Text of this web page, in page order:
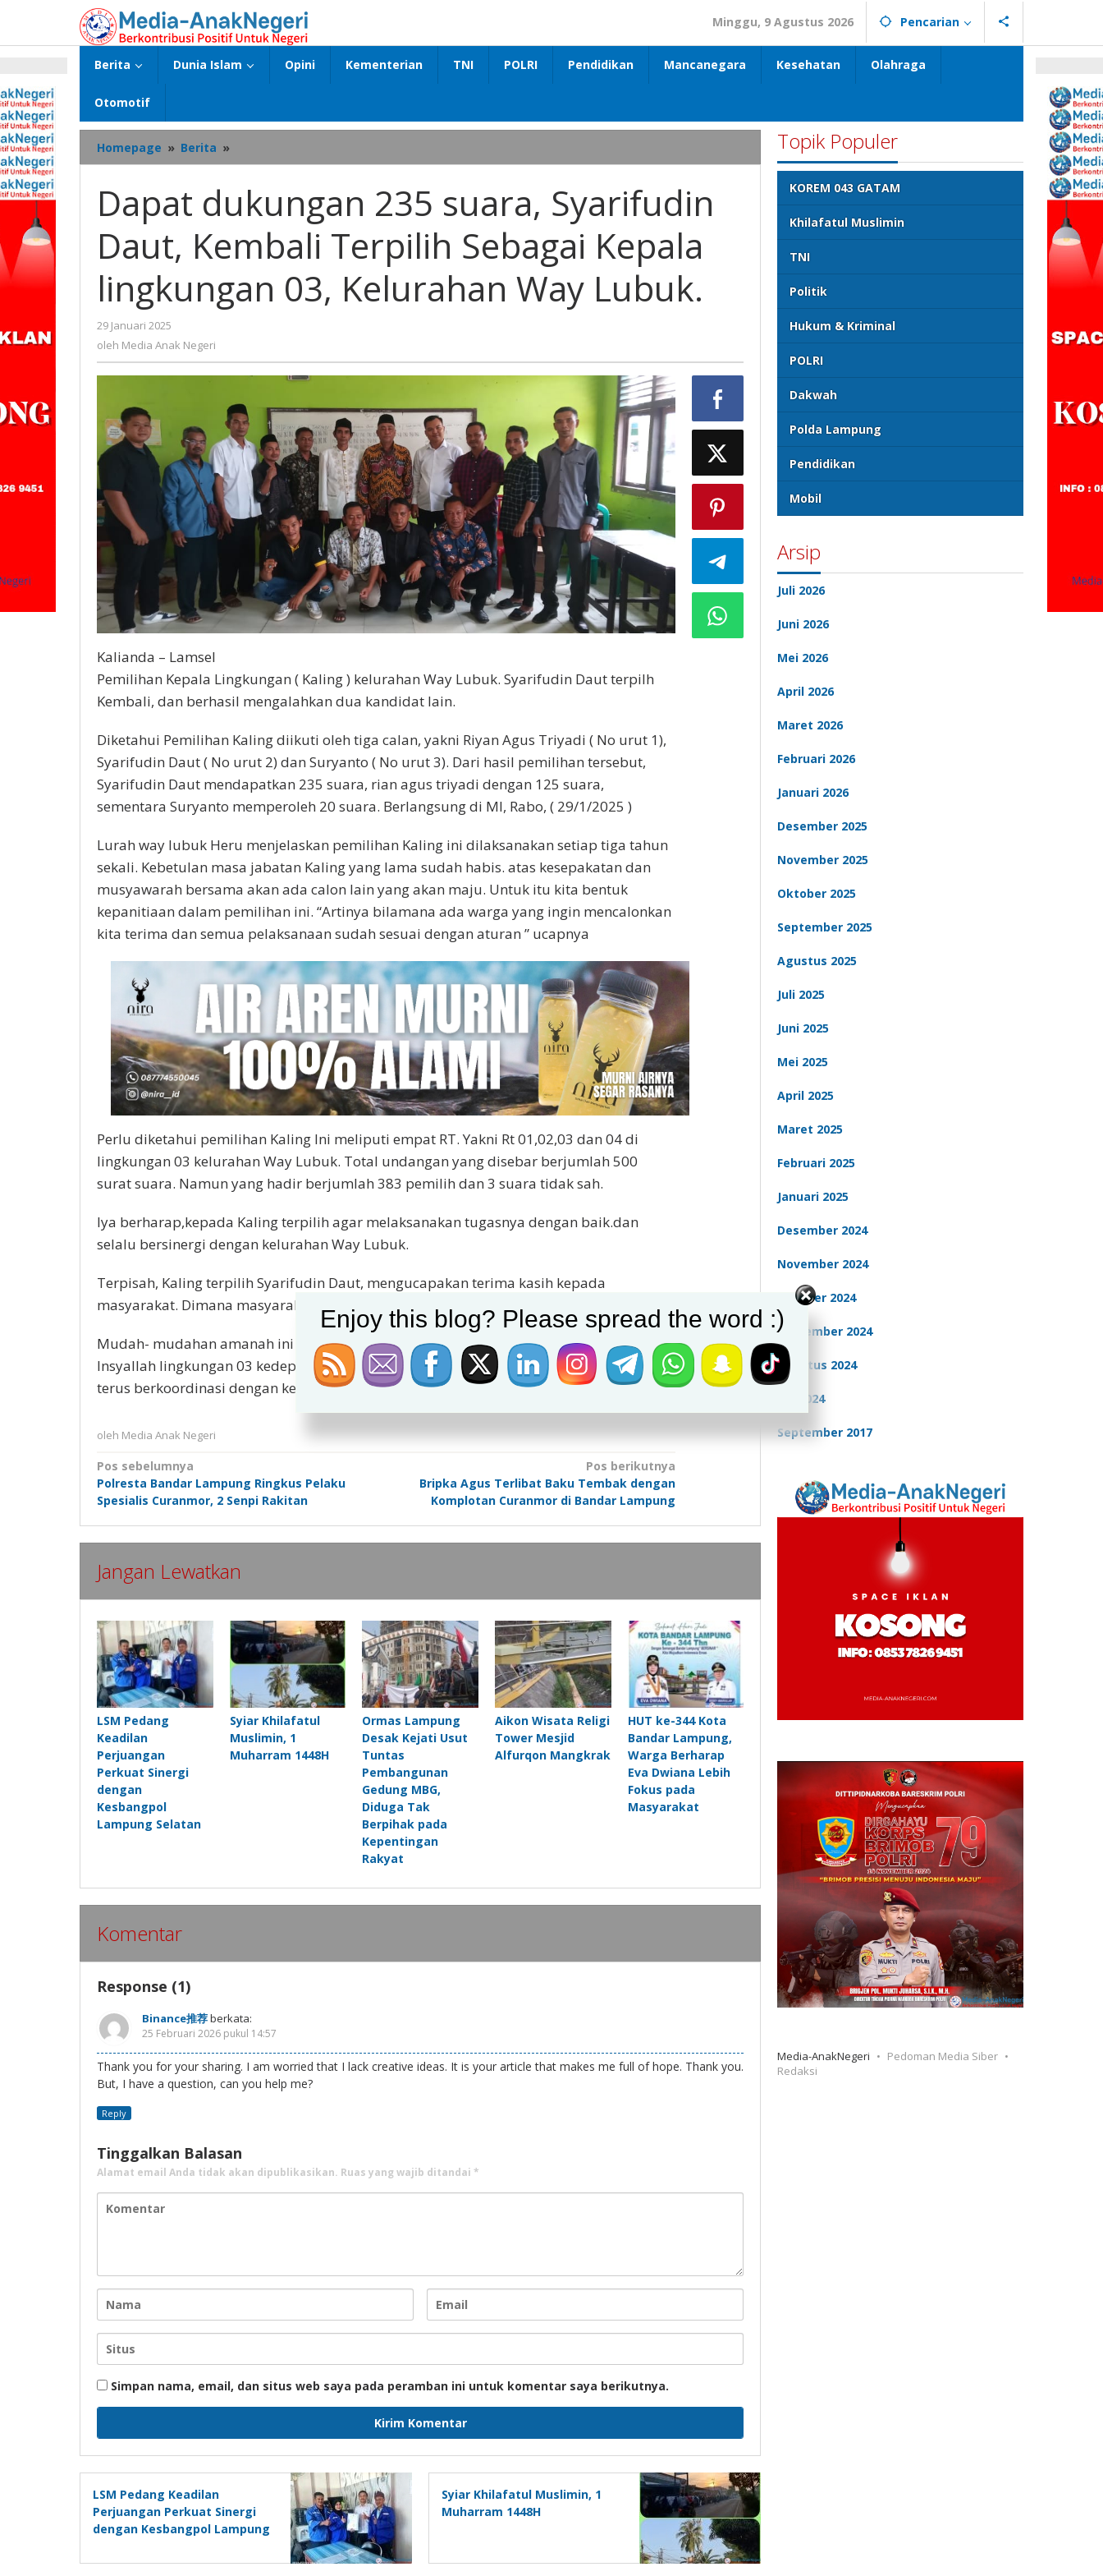
konten
Minggu, 9 Agustus 2026 Pencarian
Berita Dunia Islam Opini Kementerian TNI POLRI Pendidikan Mancanegara Kesehatan Olahraga
Otomotif
Homepage » Berita »
dukungan
suara,
Syarifudin
Kembali
Sebagai
Kepala
Dapat dukungan 235 suara, Syarifudin
Daut, Kembali Terpilih Sebagai Kepala
lingkungan 03, Kelurahan Way Lubuk.
29 Januari 2025
Media
Anak
oleh Media Anak Negeri
Kalianda – Lamsel
Pemilihan Kepala Lingkungan ( Kaling ) kelurahan Way Lubuk. Syarifudin Daut terpilh
Kembali, dan berhasil mengalahkan dua kandidat lain.
Diketahui Pemilihan Kaling diikuti oleh tiga calan, yakni Riyan Agus Triyadi ( No urut 1),
Syarifudin Daut ( No urut 2) dan Suryanto ( No urut 3). Dari hasil pemilihan tersebut,
Syarifudin Daut mendapatkan 235 suara, rian agus triyadi dengan 125 suara,
sementara Suryanto memperoleh 20 suara. Berlangsung di MI, Rabo, ( 29/1/2025 )
Lurah way lubuk Heru menjelaskan pemilihan Kaling ini dilaksanakan setiap tiga tahun
sekali. Kebetulan masa jabatan Kaling yang lama sudah habis. atas kesepakatan dan
musyawarah bersama akan ada calon lain yang akan maju. Untuk itu kita bentuk
kepanitiaan dalam pemilihan ini. “Artinya bilamana ada warga yang ingin mencalonkan
kita terima dan semua pelaksanaan sudah sesuai dengan aturan ” ucapnya
Perlu diketahui pemilihan Kaling Ini meliputi empat RT. Yakni Rt 01,02,03 dan 04 di
lingkungan 03 kelurahan Way Lubuk. Total undangan yang disebar berjumlah 500
surat suara. Namun yang hadir berjumlah 383 pemilih dan 3 suara tidak sah.
Iya berharap,kepada Kaling terpilih agar melaksanakan tugasnya dengan baik.dan
selalu bersinergi dengan kelurahan Way Lubuk.
Terpisah, Kaling terpilih Syarifudin Daut, mengucapakan terima kasih kepada
masyarakat. Dimana masyarakat masih mempercayakan kembali kepada saya.
Mudah- mudahan amanah ini akan saya laksanakan dengan sebaik-baiknya baiknya. ”
Insyallah lingkungan 03 kedepan akan lebih baik lagi, apa yang belum terlaksana, akan
terus berkoordinasi dengan kelurahan setempat,” pungkasnya (ian/uyung)
oleh Media Anak Negeri
Navigasi
pos
Pos sebelumnya
Polresta Bandar Lampung Ringkus Pelaku
Spesialis Curanmor, 2 Senpi Rakitan
Pos berikutnya
Bripka Agus Terlibat Baku Tembak dengan
Komplotan Curanmor di Bandar Lampung
Jangan Lewatkan
LSM Pedang
Keadilan
Perjuangan
Perkuat Sinergi
dengan
Kesbangpol
Lampung Selatan
Syiar Khilafatul
Muslimin, 1
Muharram 1448H
Ormas Lampung
Desak Kejati Usut
Tuntas
Pembangunan
Gedung MBG,
Diduga Tak
Berpihak pada
Kepentingan
Rakyat
Aikon Wisata Religi
Tower Mesjid
Alfurqon Mangkrak
HUT ke-344 Kota
Bandar Lampung,
Warga Berharap
Eva Dwiana Lebih
Fokus pada
Masyarakat
Komentar
Response (1)
Binance推荐berkata:
25 Februari 2026 pukul 14:57
Thank you for your sharing. I am worried that I lack creative ideas. It is your article that makes me full of hope. Thank you.
But, I have a question, can you help me?
Reply
Tinggalkan Balasan
Alamat email Anda tidak akan dipublikasikan. Ruas yang wajib ditandai *
Simpan nama, email, dan situs web saya pada peramban ini untuk komentar saya berikutnya.
LSM Pedang Keadilan
Perjuangan Perkuat Sinergi
dengan Kesbangpol Lampung
Syiar Khilafatul Muslimin, 1
Muharram 1448H
Topik Populer
KOREM 043 GATAM
Khilafatul Muslimin
TNI
Politik
Hukum & Kriminal
POLRI
Dakwah
Polda Lampung
Pendidikan
Mobil
Arsip
Juli 2026
Juni 2026
Mei 2026
April 2026
Maret 2026
Februari 2026
Januari 2026
Desember 2025
November 2025
Oktober 2025
September 2025
Agustus 2025
Juli 2025
Juni 2025
Mei 2025
April 2025
Maret 2025
Februari 2025
Januari 2025
Desember 2024
November 2024
Oktober 2024
September 2024
Agustus 2024
Juli 2024
September 2017
Media-AnakNegeri
Pedoman Media Siber
Redaksi
Enjoy this blog? Please spread the word :)